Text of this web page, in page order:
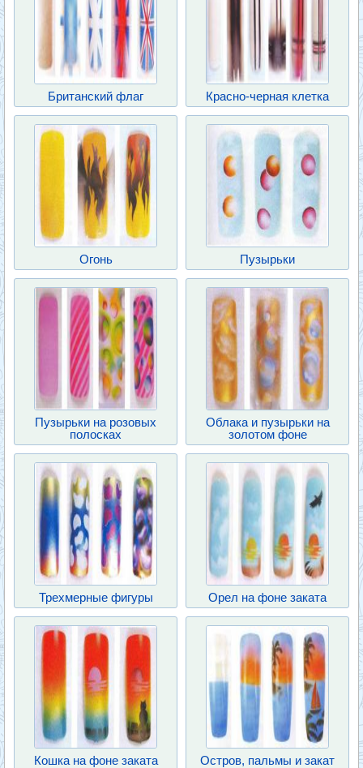
Британский флаг Красно-черная клетка
Огонь Пузырьки
Пузырьки на розовых
полосках
Облака и пузырьки на
золотом фоне
Трехмерные фигуры Орел на фоне заката
Кошка на фоне заката Остров, пальмы и закат